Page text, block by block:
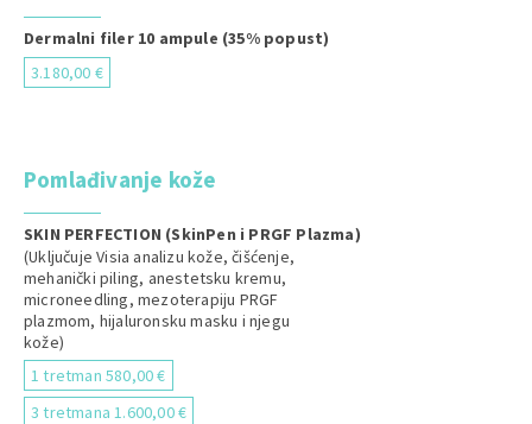
Dermalni filer 10 ampule (35% popust)
3.180,00 €
Pomlađivanje kože
SKIN PERFECTION (SkinPen i PRGF Plazma)
(Uključuje Visia analizu kože, čišćenje,
mehanički piling, anestetsku kremu,
microneedling, mezoterapiju PRGF
plazmom, hijaluronsku masku i njegu
kože)
1 tretman 580,00 €
3 tretmana 1.600,00 €